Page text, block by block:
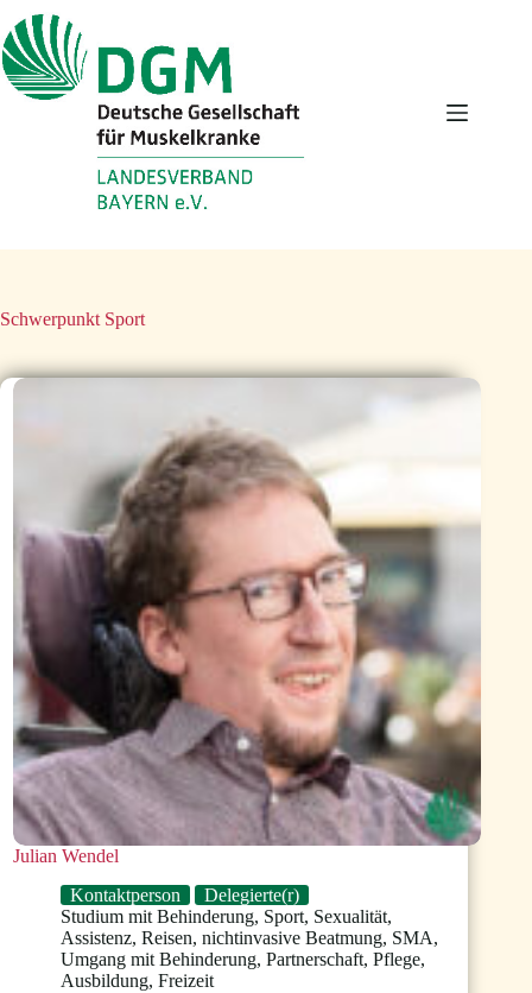
Inhalt
springen
Schwerpunkt Sport
Julian Wendel
Kontaktperson
Delegierte(r)
Studium mit Behinderung, Sport, Sexualität,
Assistenz, Reisen, nichtinvasive Beatmung, SMA,
Umgang mit Behinderung, Partnerschaft, Pflege,
Ausbildung, Freizeit